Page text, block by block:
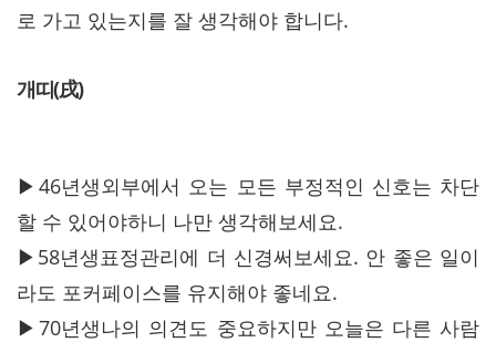
로 가고 있는지를 잘 생각해야 합니다.
개띠(戌)
▶46년생외부에서 오는 모든 부정적인 신호는 차단
할 수 있어야하니 나만 생각해보세요.
▶58년생표정관리에 더 신경써보세요. 안 좋은 일이
라도 포커페이스를 유지해야 좋네요.
▶70년생나의 의견도 중요하지만 오늘은 다른 사람